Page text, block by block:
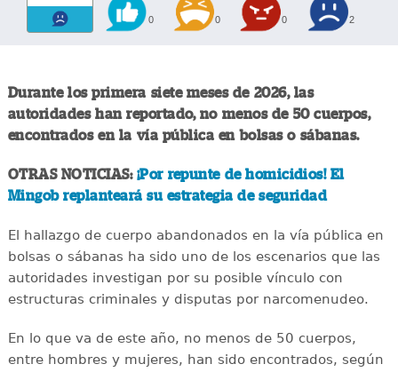
0 0 0 2
Durante los primera siete meses de 2026, las
autoridades han reportado, no menos de 50 cuerpos,
encontrados en la vía pública en bolsas o sábanas.
OTRAS NOTICIAS: ¡Por repunte de homicidios! El
Mingob replanteará su estrategia de seguridad
El hallazgo de cuerpo abandonados en la vía pública en
bolsas o sábanas ha sido uno de los escenarios que las
autoridades investigan por su posible vínculo con
estructuras criminales y disputas por narcomenudeo.
En lo que va de este año, no menos de 50 cuerpos,
entre hombres y mujeres, han sido encontrados, según